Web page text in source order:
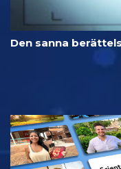
Den sanna